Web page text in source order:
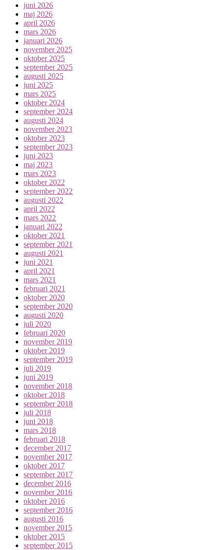
juni 2026
maj 2026
april 2026
mars 2026
januari 2026
november 2025
oktober 2025
september 2025
augusti 2025
juni 2025
mars 2025
oktober 2024
september 2024
augusti 2024
november 2023
oktober 2023
september 2023
juni 2023
maj 2023
mars 2023
oktober 2022
september 2022
augusti 2022
april 2022
mars 2022
januari 2022
oktober 2021
september 2021
augusti 2021
juni 2021
april 2021
mars 2021
februari 2021
oktober 2020
september 2020
augusti 2020
juli 2020
februari 2020
november 2019
oktober 2019
september 2019
juli 2019
juni 2019
november 2018
oktober 2018
september 2018
juli 2018
juni 2018
mars 2018
februari 2018
december 2017
november 2017
oktober 2017
september 2017
december 2016
november 2016
oktober 2016
september 2016
augusti 2016
november 2015
oktober 2015
september 2015